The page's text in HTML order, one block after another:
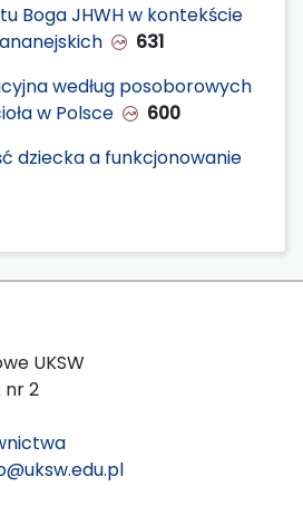
Boga JHWH w kontekście
631
według posoborowych
w Polsce
600
dziecka a funkcjonowanie
UKSW
nr 2